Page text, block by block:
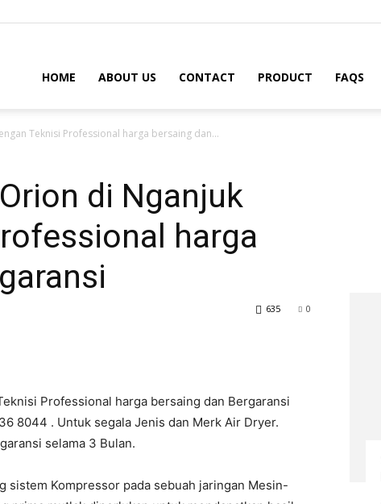
HOME ABOUT US CONTACT PRODUCT FAQS
Teknisi Professional harga bersaing dan...
di Nganjuk
harga
0
635
Professional harga bersaing dan Bergaransi
8044 . Untuk segala Jenis dan Merk Air Dryer.
selama 3 Bulan.
sistem Kompressor pada sebuah jaringan Mesin-